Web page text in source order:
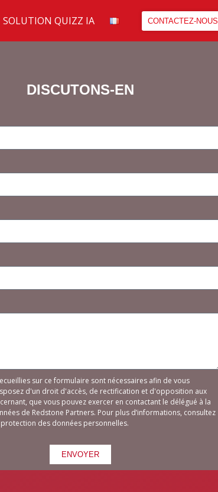
SOLUTION QUIZZ IA CONTACTEZ-NOUS
DISCUTONS-EN
sur ce formulaire sont nécessaires afin de vous
d'un droit d'accès, de rectification et d'opposition aux
que vous pouvez exercer en contactant le délégué à la
de Redstone Partners. Pour plus d’informations, consultez
des données personnelles.
ENVOYER